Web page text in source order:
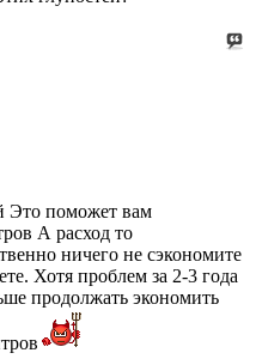
Это поможет вам
А расход то
ничего не сэкономите
Хотя проблем за 2-3 года
продолжать экономить